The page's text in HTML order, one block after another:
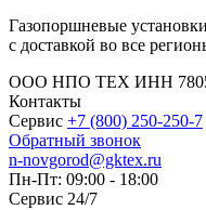
Газопоршневые
с доставкой во все
ООО НПО ТЕХ ИНН
Контакты
Сервис +7 (800) 250-250-7
Обратный звонок
n-novgorod@gktex.ru
Пн-Пт: 09:00 - 18:00
Сервис 24/7